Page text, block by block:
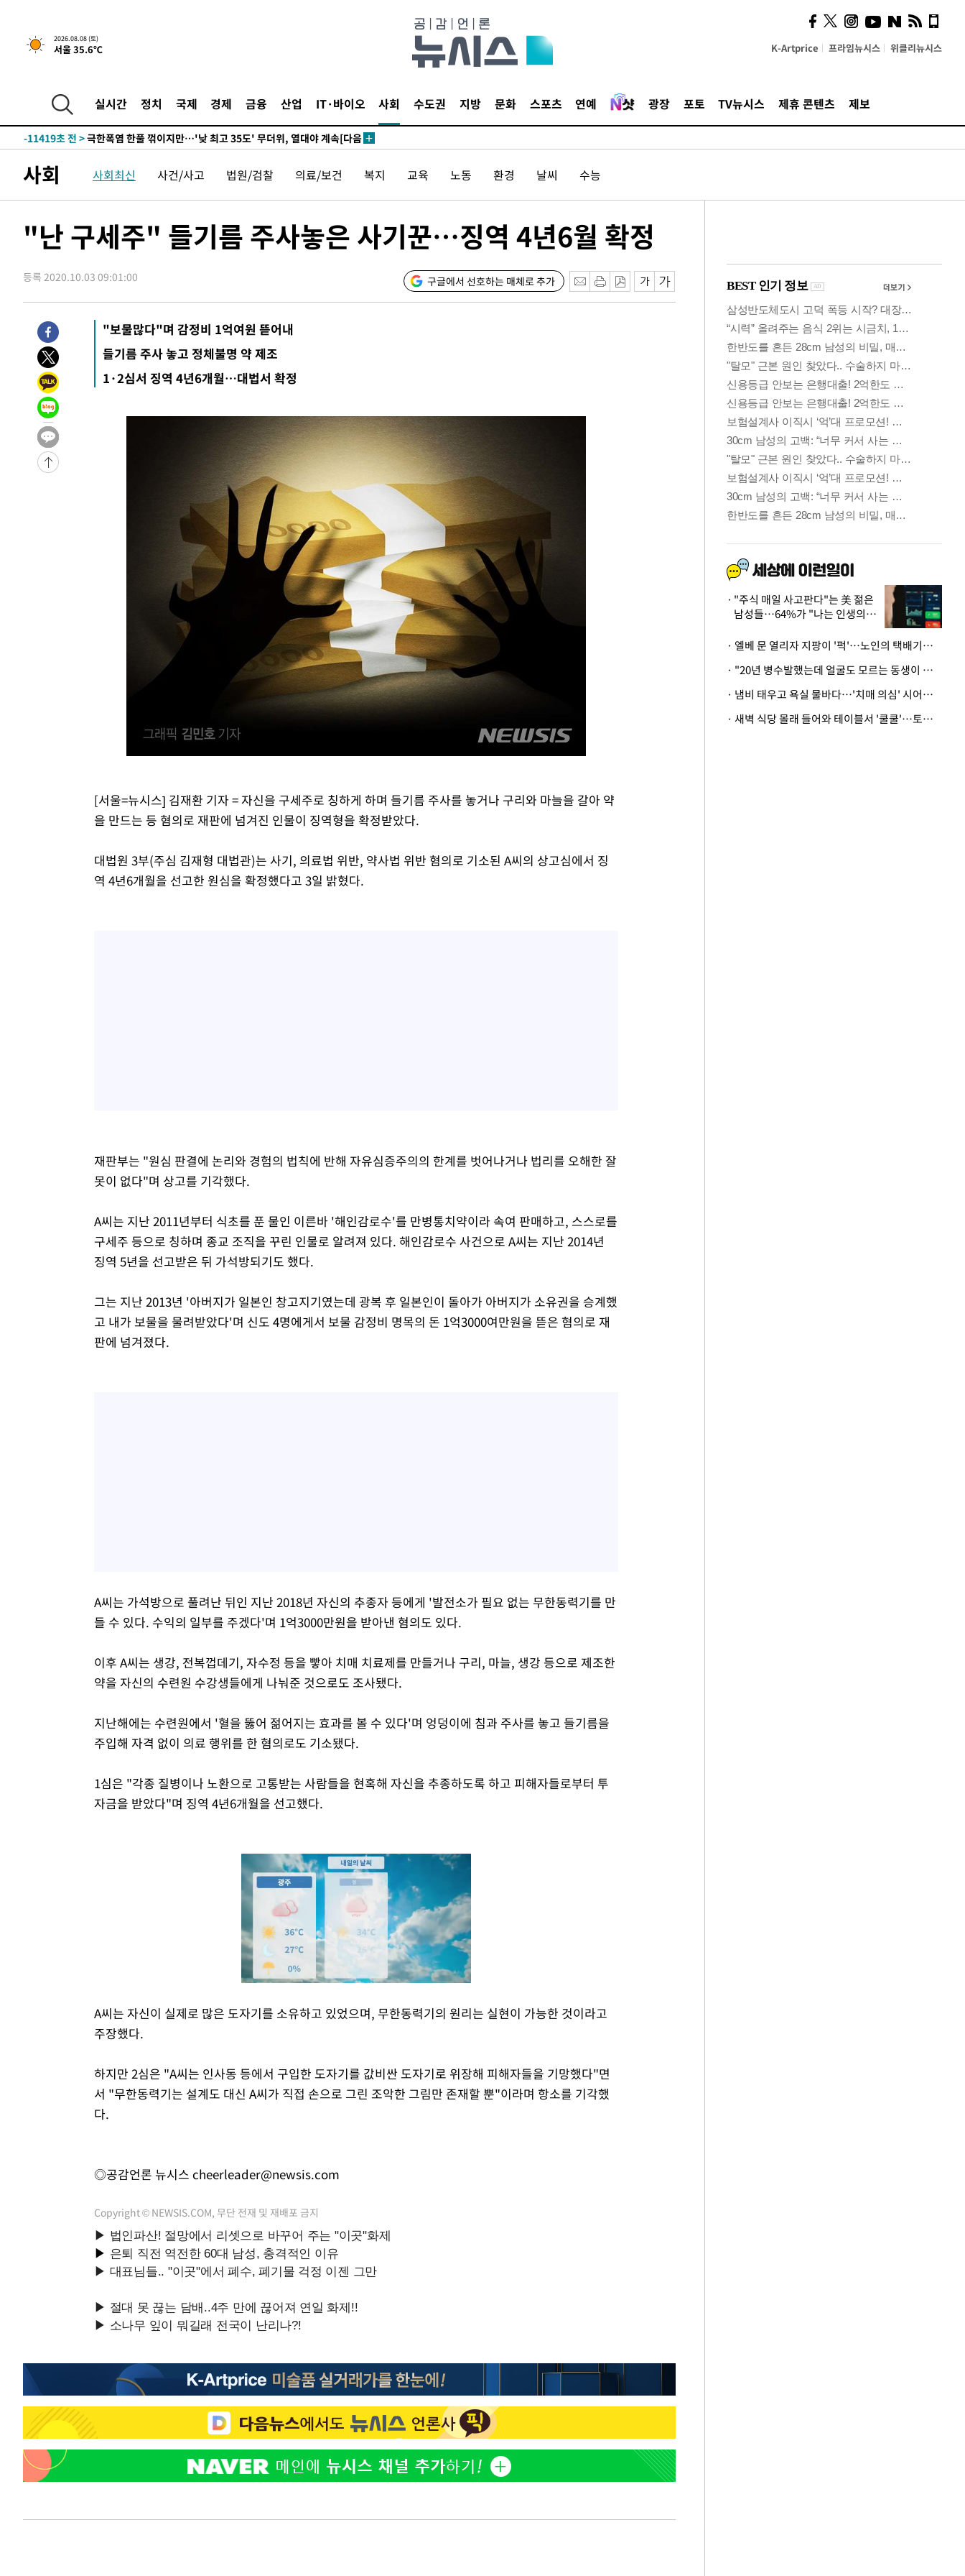
2026.08.08 (토)
서울 35.6℃ K-Artprice 프라임뉴시스 위클리뉴시스
실시간 정치 국제 경제 금융 산업 IT·바이오 사회 수도권 지방 문화 스포츠 연예 광장 포토 TV뉴시스 제휴 콘텐츠 제보
-24465초 전 >강릉에 시간당 81.4㎜ 물폭탄…도로 잠기고 담벼락 붕괴
-20572초 전 >백운산서 80년근 천종산삼 9뿌리 발견…감정가 1.3억원
-15816초 전 >
남자 농구, 나고야 아시안게임서 '홈팀' 일본과 한일전
-15192초 전 >
-11419초 전 >극한폭염 한풀 꺾이지만…'낮 최고 35도' 무더위, 열대야 계속[다음
-6954초 전 >
[속보]'압수수색·성접대 논란' 축구협회 "실망과 걱정 안겨드려 죄
1시간 전 >'최고 37도' 폭염 지속…강원동해안 최대 150㎜ 비
-31789초 전 >[속보]이강인 "감독님이 원하는 마음 느꼈고, 많은 트로피 원해 아
-30540초 전 >온열질환 사망자 3명 늘어…누적 환자 3000명 돌파
-24485초 전 >강릉에 시간당 81.4㎜ 물폭탄…도로 잠기고 담벼락 붕괴
-20592초 전 >
백운산서 80년근 천종산삼 9뿌리 발견…감정가 1.3억원
-18302초 전 >
선재도서 해루질 나섰다 실종 60대, 닷새 만에 숨진 채 발견
-15836초 전 >
남자 농구, 나고야 아시안게임서 '홈팀' 일본과 한일전
-15212초 전 >
여수 오동도 해상서 모터보트 전복…1명 사망·1명 실종
-11439초 전 >
주 날씨]
-8457초 전 >
축구협회 "압수수색·성접대 논란 사과…쇄신의 기회로 삼겠다"
-6974초 전 >
[속보]'압수수색·성접대 논란' 축구협회 "실망과 걱정 안겨드려 죄
송"
1시간 전 >
'최고 37도' 폭염 지속…강원동해안 최대 150㎜ 비
[속보]뉴욕증시 상승 마감…S&P 0.6% 나스닥 1.3%↑
사회 사회최신 사건/사고 법원/검찰 의료/보건 복지 교육 노동 환경 날씨 수능
"난 구세주" 들기름 주사놓은 사기꾼…징역 4년6월 확정
등록 2020.10.03 09:01:00 구글에서 선호하는 매체로 추가
"보물많다"며 감정비 1억여원 뜯어내
들기름 주사 놓고 정체불명 약 제조
1·2심서 징역 4년6개월…대법서 확정
[서울=뉴시스] 김재환 기자 = 자신을 구세주로 칭하게 하며 들기름 주사를 놓거나 구리와 마늘을 갈아 약
을 만드는 등 혐의로 재판에 넘겨진 인물이 징역형을 확정받았다.
대법원 3부(주심 김재형 대법관)는 사기, 의료법 위반, 약사법 위반 혐의로 기소된 A씨의 상고심에서 징
역 4년6개월을 선고한 원심을 확정했다고 3일 밝혔다.
재판부는 "원심 판결에 논리와 경험의 법칙에 반해 자유심증주의의 한계를 벗어나거나 법리를 오해한 잘
못이 없다"며 상고를 기각했다.
A씨는 지난 2011년부터 식초를 푼 물인 이른바 '해인감로수'를 만병통치약이라 속여 판매하고, 스스로를
구세주 등으로 칭하며 종교 조직을 꾸린 인물로 알려져 있다. 해인감로수 사건으로 A씨는 지난 2014년
징역 5년을 선고받은 뒤 가석방되기도 했다.
그는 지난 2013년 '아버지가 일본인 창고지기였는데 광복 후 일본인이 돌아가 아버지가 소유권을 승계했
고 내가 보물을 물려받았다'며 신도 4명에게서 보물 감정비 명목의 돈 1억3000여만원을 뜯은 혐의로 재
판에 넘겨졌다.
A씨는 가석방으로 풀려난 뒤인 지난 2018년 자신의 추종자 등에게 '발전소가 필요 없는 무한동력기를 만
들 수 있다. 수익의 일부를 주겠다'며 1억3000만원을 받아낸 혐의도 있다.
이후 A씨는 생강, 전복껍데기, 자수정 등을 빻아 치매 치료제를 만들거나 구리, 마늘, 생강 등으로 제조한
약을 자신의 수련원 수강생들에게 나눠준 것으로도 조사됐다.
지난해에는 수련원에서 '혈을 뚫어 젊어지는 효과를 볼 수 있다'며 엉덩이에 침과 주사를 놓고 들기름을
주입해 자격 없이 의료 행위를 한 혐의로도 기소됐다.
1심은 "각종 질병이나 노환으로 고통받는 사람들을 현혹해 자신을 추종하도록 하고 피해자들로부터 투
자금을 받았다"며 징역 4년6개월을 선고했다.
A씨는 자신이 실제로 많은 도자기를 소유하고 있었으며, 무한동력기의 원리는 실현이 가능한 것이라고
주장했다.
하지만 2심은 "A씨는 인사동 등에서 구입한 도자기를 값비싼 도자기로 위장해 피해자들을 기망했다"면
서 "무한동력기는 설계도 대신 A씨가 직접 손으로 그린 조악한 그림만 존재할 뿐"이라며 항소를 기각했
다.
◎공감언론 뉴시스 cheerleader@newsis.com
Copyright © NEWSIS.COM, 무단 전재 및 재배포 금지
사이 해답 찾았죠"…알을
깨고 나온 '초자아'
"주식 매일 사고판다"는 美 젊은
남성들…64%가 "나는 인생의
· 엘베 문 열리자 지팡이 '퍽'…노인의 택배기사 폭행 이유
· "20년 병수발했는데 얼굴도 모르는 동생이 유산 절반을"…배다른 형제 상속권 있을까
· 냄비 태우고 욕실 물바다…'치매 의심' 시어머니 검사 권유했다가 '날벼락'
· 새벽 식당 몰래 들어와 테이블서 '쿨쿨'…토사물 남기고 사라진 남성